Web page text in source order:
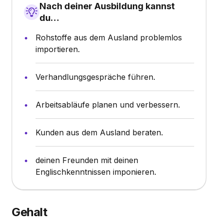
Nach deiner Ausbildung kannst
du…
Rohstoffe aus dem Ausland problemlos
importieren.
Verhandlungsgespräche führen.
Arbeitsabläufe planen und verbessern.
Kunden aus dem Ausland beraten.
deinen Freunden mit deinen
Englischkenntnissen imponieren.
Gehalt